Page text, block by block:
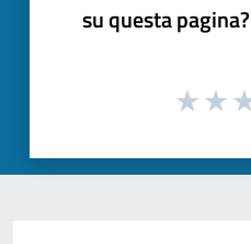
su questa pagina?